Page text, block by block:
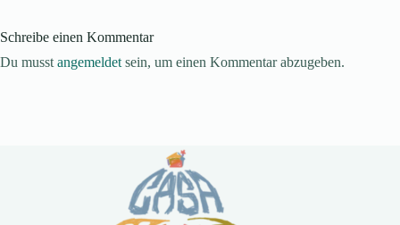
Schreibe einen Kommentar
Du musst angemeldet sein, um einen Kommentar abzugeben.